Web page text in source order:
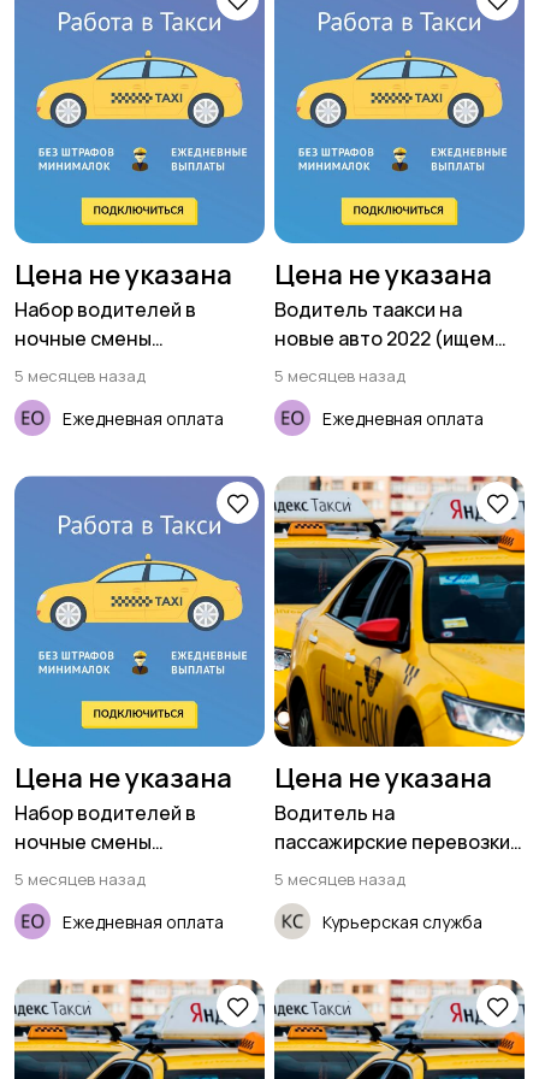
Цена не указана
Набор водителей в
ночные смены
(приглашаем женщин)
5 месяцев назад
Ежедневная оплата
Цена не указана
Водитель таакси на
новые авто 2022 (ищем
женщин)
5 месяцев назад
Ежедневная оплата
Цена не указана
Набор водителей в
ночные смены
(приглашаем женщин)
5 месяцев назад
Ежедневная оплата
Цена не указана
Водитель на
пассажирские перевозки
(ищем женщин)
5 месяцев назад
Курьерская служба